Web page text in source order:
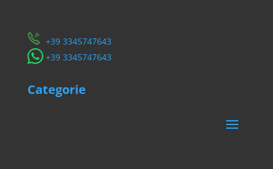
​+39 3345747643
​+39 3345747643
Categorie